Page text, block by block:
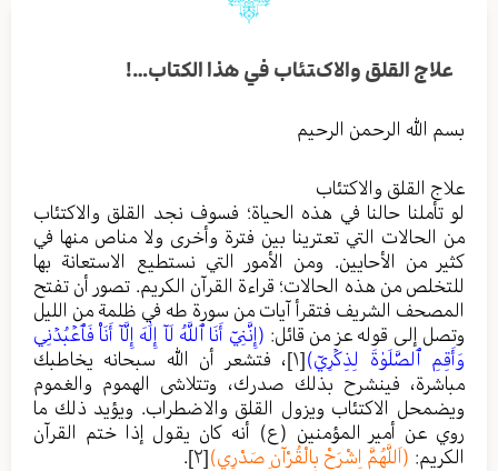
علاج القلق والاكتئاب في هذا الكتاب…!
بسم الله الرحمن الرحيم
علاج القلق والاكتئاب
لو تأملنا حالنا في هذه الحياة؛ فسوف نجد القلق والاكتئاب
من الحالات التي تعترينا بين فترة وأخرى ولا مناص منها في
كثير من الأحايين. ومن الأمور التي نستطيع الاستعانة بها
للتخلص من هذه الحالات؛ قراءة القرآن الكريم. تصور أن تفتح
المصحف الشريف فتقرأ آيات من سورة طه في ظلمة من الليل
وتصل إلى قوله عز من قائل: (إِنَّنِيٓ أَنَا ٱللَّهُ لَآ إِلَٰهَ إِلَّآ أَنَا۠ فَٱعۡبُدۡنِي
وَأَقِمِ ٱلصَّلَوٰةَ لِذِكۡرِيٓ)[١] ، فتشعر أن الله سبحانه يخاطبك
مباشرة، فينشرح بذلك صدرك، وتتلاشى الهموم والغموم
ويضمحل الاكتئاب ويزول القلق والاضطراب. ويؤيد ذلك ما
روي عن أمير المؤمنين (ع) أنه كان يقول إذا ختم القرآن
الكريم: (اَللَّهُمَّ اِشْرَحْ بِالْقُرْآنِ صَدْرِي)[٢] .